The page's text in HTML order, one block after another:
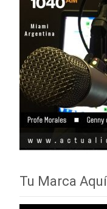
Tu Marca Aquí